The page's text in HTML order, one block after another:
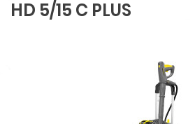
HD 5/15 C PLUS